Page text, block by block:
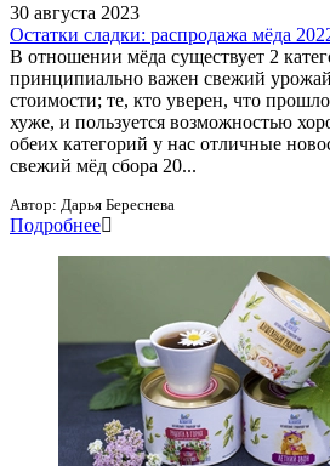
30 августа 2023
Остатки сладки: распродажа мёда
В отношении мёда существует 2
принципиально важен свежий
стоимости; те, кто уверен, что
хуже, и пользуется возможностью
обеих категорий у нас отличные
свежий мёд сбора 20...
Автор: Дарья Береснева
Подробнее